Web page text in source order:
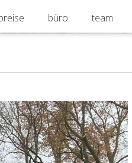
büro team